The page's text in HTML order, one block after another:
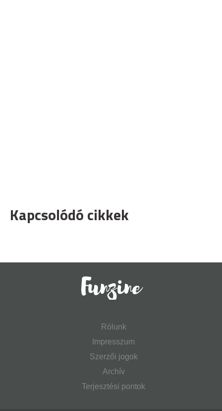
Kapcsolódó cikkek
Rólunk
Impresszum
Szerzői jogok
Archív
Terjesztési pontok